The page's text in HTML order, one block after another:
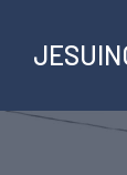
conteúdo